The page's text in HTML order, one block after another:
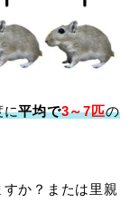
に平均で3～7匹の
か？または里親